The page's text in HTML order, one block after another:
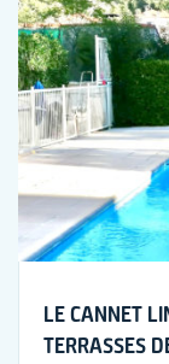
LE CANNET
TERRASSES